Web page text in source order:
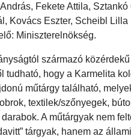
Fekete Attila, Sztankó
Kovács Eszter, Scheibl Lilla
Miniszterelnökség.
származó közérdekű
tudható, hogy a Karmelita
műtárgy található,
textilek/szőnyegek,
A műtárgyak nem
tárgyak, hanem az állami